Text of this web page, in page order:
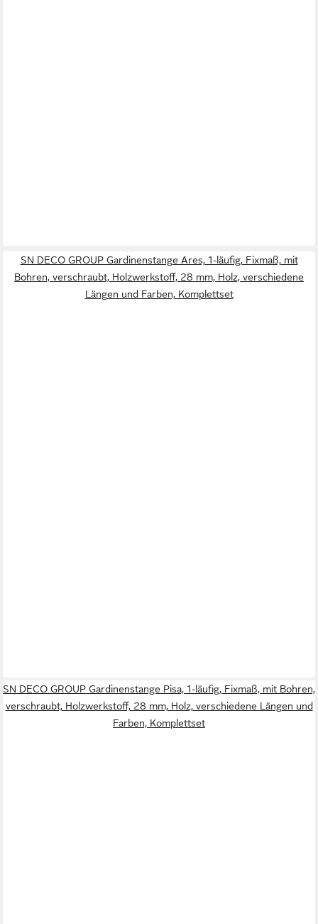
SN DECO GROUP Gardinenstange Ares, 1-läufig, Fixmaß, mit
Bohren, verschraubt, Holzwerkstoff, 28 mm, Holz, verschiedene
Längen und Farben, Komplettset
SN DECO GROUP Gardinenstange Pisa, 1-läufig, Fixmaß, mit Bohren,
verschraubt, Holzwerkstoff, 28 mm, Holz, verschiedene Längen und
Farben, Komplettset